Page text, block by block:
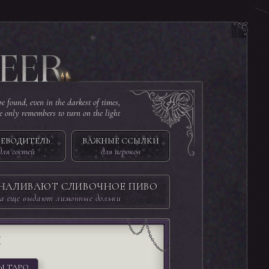
гостей
ВАЖНЫЕ ССЫЛКИ
для игроков
СЛИВОЧНОЕ ПИВО
а еще выдают лимонные дольки
found, even in the darkest of times,
only remembers to turn on the light